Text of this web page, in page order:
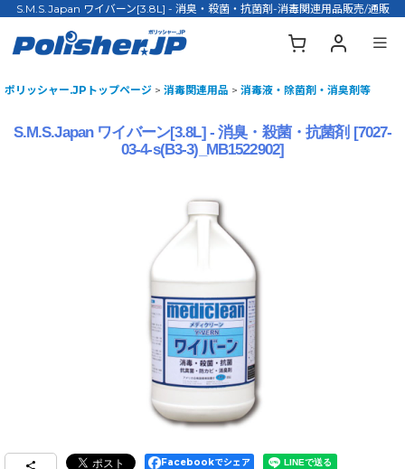
S.M.S.Japan ワイバーン[3.8L] - 消臭・殺菌・抗菌剤-消毒関連用品販売/通販
ポリッシャー.JPトップページ > 消毒関連用品 > 消毒液・除菌剤・消臭剤等
S.M.S.Japan ワイバーン[3.8L] - 消臭・殺菌・抗菌剤 [7027-
03-4-s(B3-3)_MB1522902]
Facebookでシェア